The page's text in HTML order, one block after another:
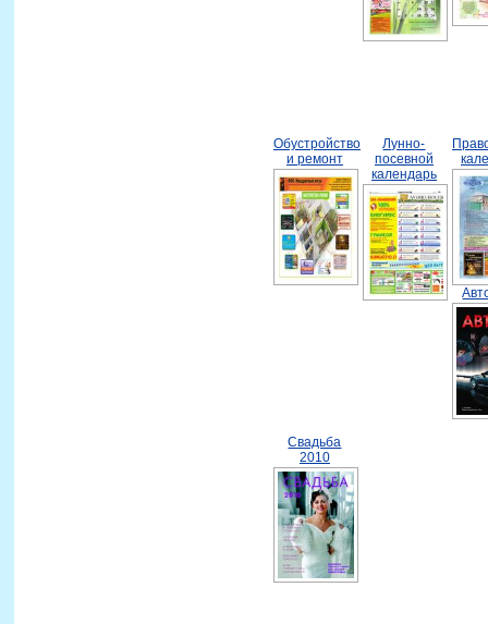
Обустройство
и ремонт
Лунно-
посевной
календарь
Свадьба
2010